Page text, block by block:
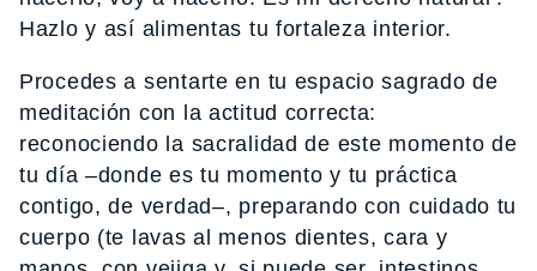
Hazlo y así alimentas tu fortaleza interior.
Procedes a sentarte en tu espacio sagrado de
meditación con la actitud correcta:
reconociendo la sacralidad de este momento de
tu día –donde es tu momento y tu práctica
contigo, de verdad–, preparando con cuidado tu
cuerpo (te lavas al menos dientes, cara y